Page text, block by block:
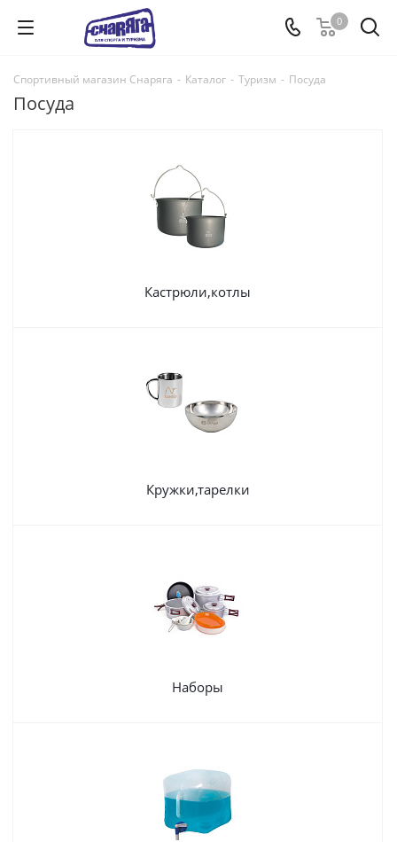
0
Спортивный магазин Снаряга - Каталог - Туризм - Посуда
Посуда
Кастрюли,котлы
Кружки,тарелки
Наборы